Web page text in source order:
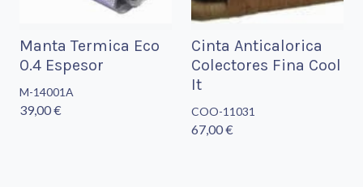
Manta Termica Eco
0.4 Espesor
M-14001A
39,00 €
Cinta Anticalorica
Colectores Fina Cool
It
COO-11031
67,00 €